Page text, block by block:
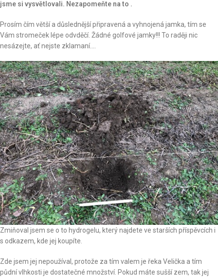
jsme si vysvětlovali. Nezapomeňte na to .
Prosím čím větší a důslednější připravená a vyhnojená jamka, tím se
Vám stromeček lépe odvděčí. Žádné golfové jamky!!! To raději nic
nesázejte, ať nejste zklamaní….
Zmiňoval jsem se o to hydrogelu, který najdete ve starších příspěvcích i
s odkazem, kde jej koupíte.
Zde jsem jej nepoužíval, protože za tím valem je řeka Velička a tím
půdní vlhkosti je dostatečné množství. Pokud máte sušší zem, tak jej